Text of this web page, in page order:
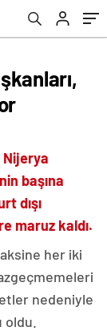
Nijerya
başına
dışı
maruz kaldı.
her iki
nedeniyle